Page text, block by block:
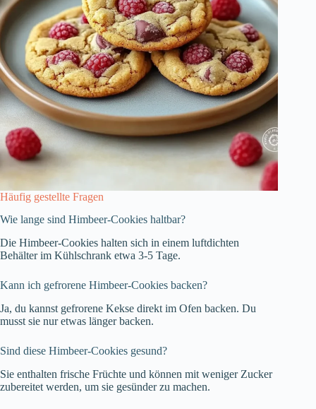
Häufig gestellte Fragen
Wie lange sind Himbeer-Cookies haltbar?
Die Himbeer-Cookies halten sich in einem luftdichten
Behälter im Kühlschrank etwa 3-5 Tage.
Kann ich gefrorene Himbeer-Cookies backen?
Ja, du kannst gefrorene Kekse direkt im Ofen backen. Du
musst sie nur etwas länger backen.
Sind diese Himbeer-Cookies gesund?
Sie enthalten frische Früchte und können mit weniger Zucker
zubereitet werden, um sie gesünder zu machen.